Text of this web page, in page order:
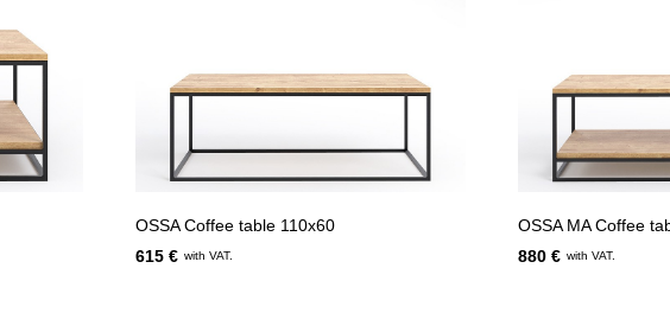
OSSA Coffee table 110x60
615 € with VAT.
OSSA MA Coffee
880 € with VAT.